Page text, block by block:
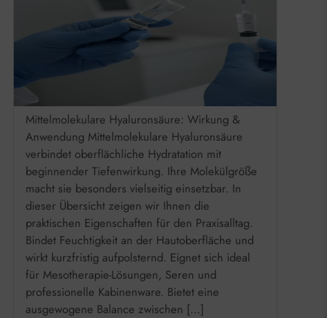
Mittelmolekulare Hyaluronsäure: Wirkung &
Anwendung Mittelmolekulare Hyaluronsäure
verbindet oberflächliche Hydratation mit
beginnender Tiefenwirkung. Ihre Molekülgröße
macht sie besonders vielseitig einsetzbar. In
dieser Übersicht zeigen wir Ihnen die
praktischen Eigenschaften für den Praxisalltag.
Bindet Feuchtigkeit an der Hautoberfläche und
wirkt kurzfristig aufpolsternd. Eignet sich ideal
für Mesotherapie-Lösungen, Seren und
professionelle Kabinenware. Bietet eine
ausgewogene Balance zwischen […]